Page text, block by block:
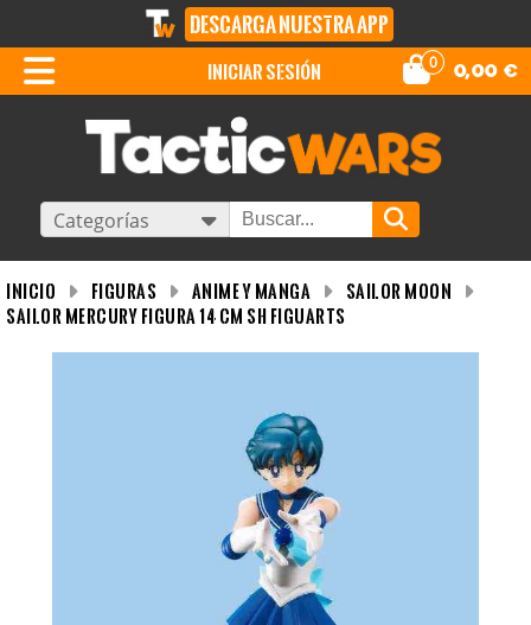
DESCARGA NUESTRA APP
0 0,00 €
iniciar sesión
Categorías
INICIO Figuras Anime y Manga
Sailor Moon
Sailor Mercury Figura 14 CM SH Figuarts